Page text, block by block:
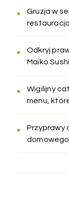
Gruzja w
Odkryj
Maiko Sushi
Wigilijny
menu,
Przyprawy